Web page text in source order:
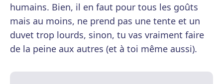
humains. Bien, il en faut pour tous les goûts
mais au moins, ne prend pas une tente et un
duvet trop lourds, sinon, tu vas vraiment faire
de la peine aux autres (et à toi même aussi).